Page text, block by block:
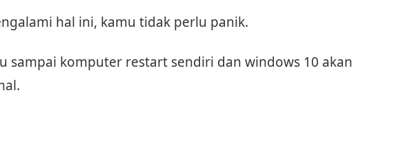
hal ini, kamu tidak perlu panik.
sampai komputer restart sendiri dan windows 10 akan